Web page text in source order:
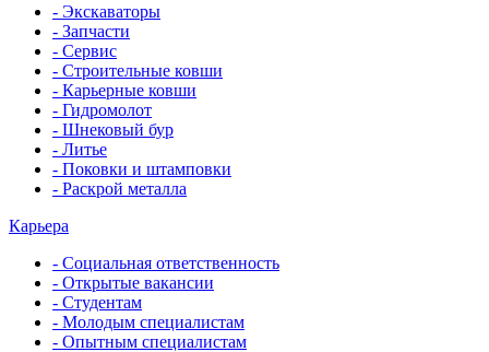
- Экскаваторы
- Запчасти
- Сервис
- Строительные ковши
- Карьерные ковши
- Гидромолот
- Шнековый бур
- Литье
- Поковки и штамповки
- Раскрой металла
Карьера
- Социальная ответственность
- Открытые вакансии
- Студентам
- Молодым специалистам
- Опытным специалистам